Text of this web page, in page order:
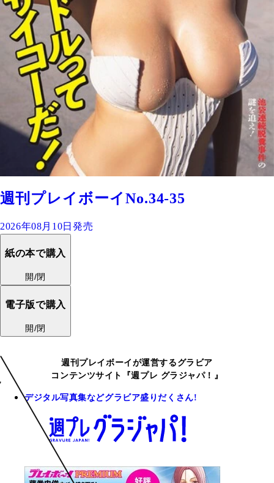
週刊プレイボーイNo.34-35
2026年08月10日発売
紙の本で購入
開/閉
電子版で購入
開/閉
週刊プレイボーイが運営するグラビア
コンテンツサイト『週プレ グラジャパ！』
デジタル写真集などグラビア盛りだくさん!